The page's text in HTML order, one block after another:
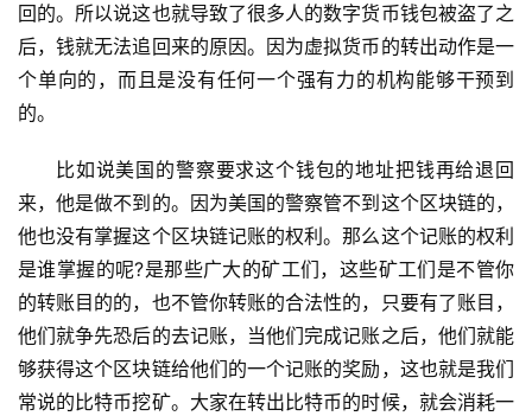
回的。所以说这也就导致了很多人的数字货币钱包被盗了之
后，钱就无法追回来的原因。因为虚拟货币的转出动作是一
个单向的，而且是没有任何一个强有力的机构能够干预到
的。
比如说美国的警察要求这个钱包的地址把钱再给退回
来，他是做不到的。因为美国的警察管不到这个区块链的，
他也没有掌握这个区块链记账的权利。那么这个记账的权利
是谁掌握的呢?是那些广大的矿工们，这些矿工们是不管你
的转账目的的，也不管你转账的合法性的，只要有了账目，
他们就争先恐后的去记账，当他们完成记账之后，他们就能
够获得这个区块链给他们的一个记账的奖励，这也就是我们
常说的比特币挖矿。大家在转出比特币的时候，就会消耗一